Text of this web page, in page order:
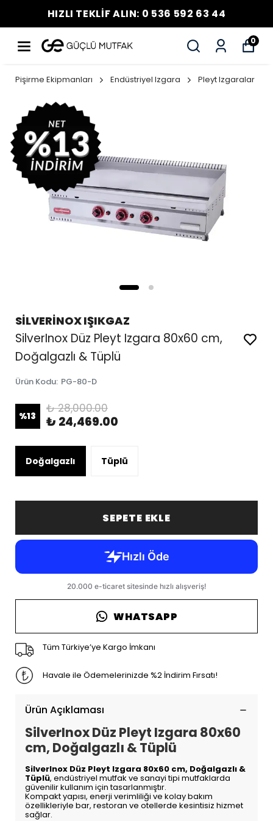
HIZLI TEKLİF ALIN: 0 536 592 63 44
0
Pişirme Ekipmanları Endüstriyel Izgara Pleyt Izgaralar
SİLVERİNOX IŞIKGAZ
SilverInox Düz Pleyt Izgara 80x60 cm,
Doğalgazlı & Tüplü
Ürün Kodu: PG-80-D
%13
₺ 28,000.00
₺ 24,469.00
Doğalgazlı Tüplü
SEPETE EKLE
WHATSAPP
Tüm Türkiye’ye Kargo İmkanı
Havale ile Ödemelerinizde %2 İndirim Fırsatı!
Ürün Açıklaması
SilverInox Düz Pleyt Izgara 80x60
cm, Doğalgazlı & Tüplü
SilverInox Düz Pleyt Izgara 80x60 cm, Doğalgazlı &
Tüplü, endüstriyel mutfak ve sanayi tipi mutfaklarda
güvenilir kullanım için tasarlanmıştır.
Kompakt yapısı, enerji verimliliği ve kolay bakım
özellikleriyle bar, restoran ve otellerde kesintisiz hizmet
sağlar.